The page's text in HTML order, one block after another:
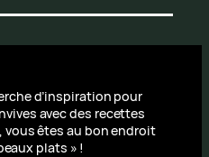
d’inspiration pour
avec des recettes
êtes au bon endroit
plats » !